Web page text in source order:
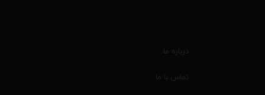
درباره ما
تماس با ما